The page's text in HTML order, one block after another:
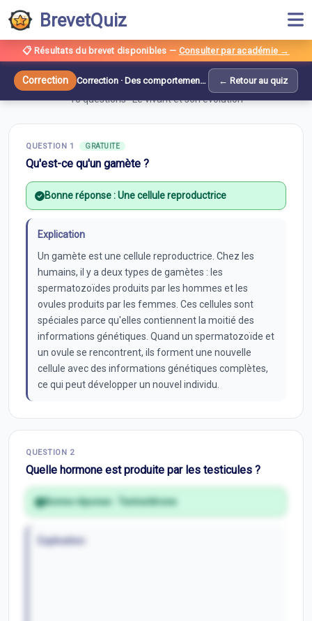
BrevetQuiz
📋 Résultats du brevet disponibles — Consulter par académie →
Correction Correction · Des comportements responsables vis-à-vis de la sexualité ← Retour au quiz
Correction —Des comportements
responsables vis-à-vis de la sexualité
10questions ·Le vivant et son évolution
QUESTION 1 GRATUITE
Qu'est-ce qu'un gamète ?
Bonne réponse :Une cellule reproductrice
Explication
Un gamète est une cellule reproductrice. Chez les
humains, il y a deux types de gamètes : les
spermatozoïdes produits par les hommes et les
ovules produits par les femmes. Ces cellules sont
spéciales parce qu'elles contiennent la moitié des
informations génétiques. Quand un spermatozoïde et
un ovule se rencontrent, ils forment une nouvelle
cellule avec des informations génétiques complètes,
ce qui peut développer un nouvel individu.
QUESTION 2
Quelle hormone est produite par les testicules ?
Bonne réponse : Testostérone
Explication